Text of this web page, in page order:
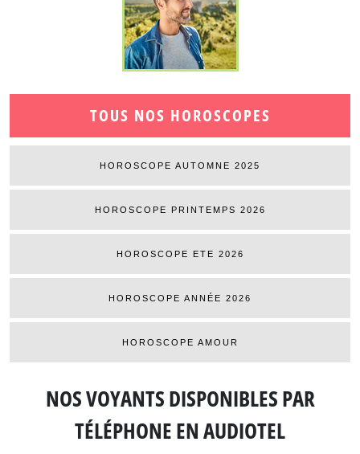
TOUS NOS HOROSCOPES
HOROSCOPE AUTOMNE 2025
HOROSCOPE PRINTEMPS 2026
HOROSCOPE ETE 2026
HOROSCOPE ANNÉE 2026
HOROSCOPE AMOUR
NOS VOYANTS DISPONIBLESPAR
TÉLÉPHONE EN AUDIOTEL